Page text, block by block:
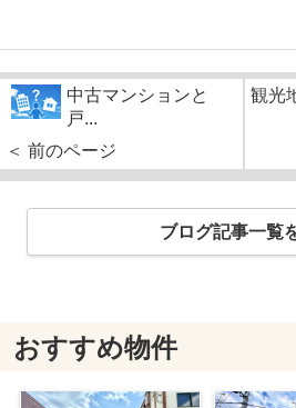
中古マンションと
戸...
＜ 前のページ
観光
ブログ記事一覧
おすすめ物件